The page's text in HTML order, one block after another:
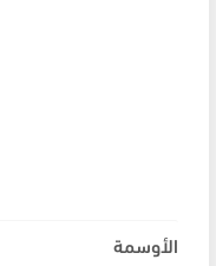
الأوسمة